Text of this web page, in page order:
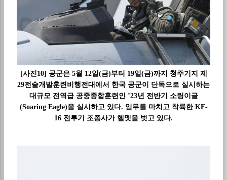
[사진10] 공군은 5월 12일(금)부터 19일(금)까지 청주기지 제
29전술개발훈련비행전대에서 한국 공군이 단독으로 실시하는
대규모 전역급 공중종합훈련인 ’23년 전반기 소링이글
(Soaring Eagle)을 실시하고 있다. 임무를 마치고 착륙한 KF-
16 전투기 조종사가 헬멧을 벗고 있다.